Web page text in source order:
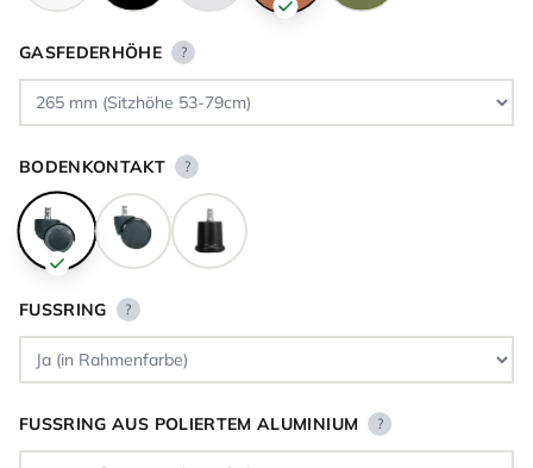
GASFEDERHÖHE ?
BODENKONTAKT ?
FUSSRING ?
FUSSRING AUS POLIERTEM ALUMINIUM ?